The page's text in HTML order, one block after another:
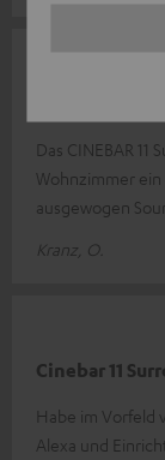
Kabellos
Das CINEBAR
Wohnzimmer
ausgewogen
Kranz, O.
Cinebar 11
Habe im Vorfeld
Alexa und